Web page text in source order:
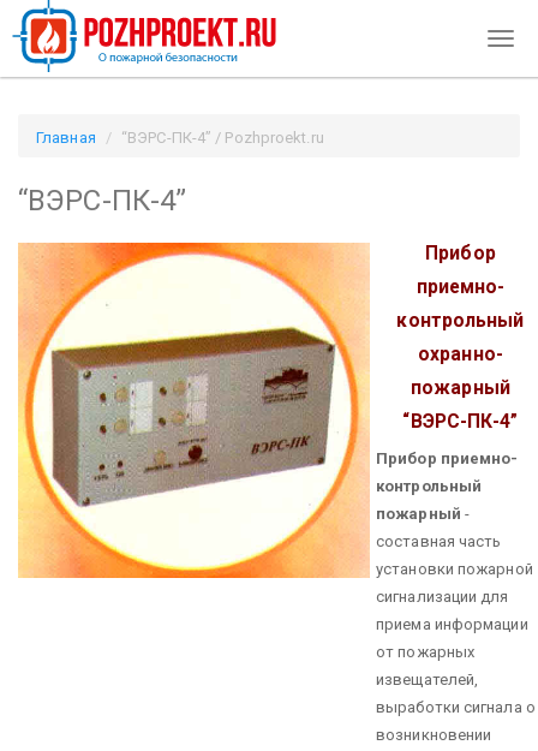
Главная “ВЭРС-ПК-4” / Pozhproekt.ru
“ВЭРС-ПК-4”
Прибор
приемно-
контрольный
охранно-
пожарный
“ВЭРС-ПК-4”
Прибор приемно-
контрольный
пожарный -
составная часть
установки пожарной
сигнализации для
приема информации
от пожарных
извещателей,
выработки сигнала о
возникновении